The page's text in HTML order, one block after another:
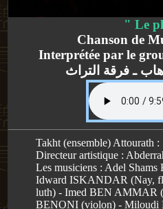
" Le
Chanson de
Interprétée par le
ـ فرقة التراث
Takht (ensemble) Attourath :
Directeur artistique :
Les musiciens : Adel
Idward ISKANDAR (Nay,
luth) - Imed BEN AMMAR
BENONI (violon) - Miloudi